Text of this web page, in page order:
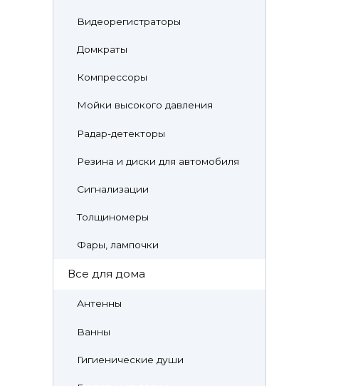
Видеорегистраторы
Домкраты
Компрессоры
Мойки высокого давления
Радар-детекторы
Резина и диски для автомобиля
Сигнализации
Толщиномеры
Фары, лампочки
Все для дома
Антенны
Ванны
Гигиенические души